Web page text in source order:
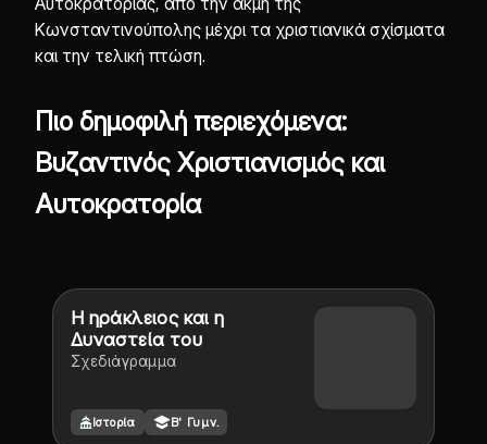
Κωνσταντινούπολης μέχρι τα χριστιανικά σχίσματα
και την τελική πτώση.
Πιο δημοφιλή περιεχόμενα:
Βυζαντινός Χριστιανισμός και
Αυτοκρατορία
Η ηράκλειος και η
Δυναστεία του
Σχεδιάγραμμα
Ιστορία Β' Γυμν.